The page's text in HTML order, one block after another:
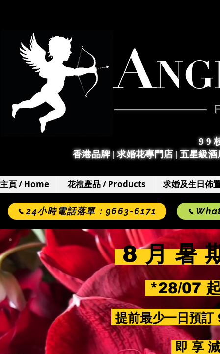
9 9
香港品牌 | 求婚花專門店| 五星級
主頁 / Home 花禮產品 / Products 求婚及生日佈
24小時電話落單：9663-6171
8 月 暑
*28/07
提前最少一日預
即 享